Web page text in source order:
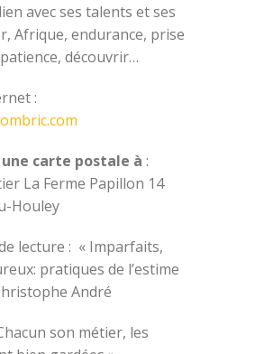
avec ses talents et ses
Afrique, endurance, prise
découvrir…
:
une carte postale à :
La Ferme Papillon 14
Houley
lecture : « Imparfaits,
pratiques de l’estime
André
son métier, les